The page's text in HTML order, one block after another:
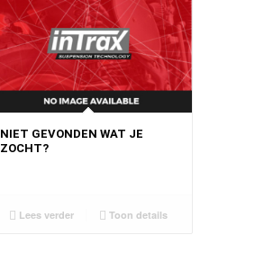
NIET GEVONDEN WAT JE
ZOCHT?
Lees verder Toon details